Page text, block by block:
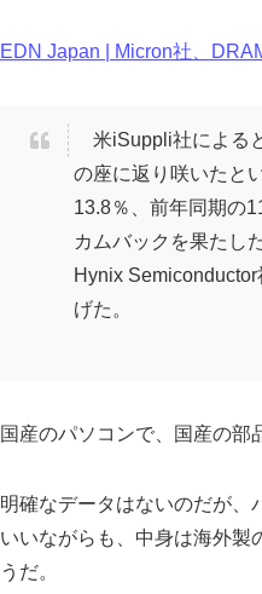
EDN Japan | Micron社、
米iSuppli社による
の座に返り咲いたと
13.8％、前年同期の
カムバックを果たし
Hynix
げた。
国産のパソコンで、国産の部
明確なデータはないのだが、
いいながらも、中身は海外
うだ。